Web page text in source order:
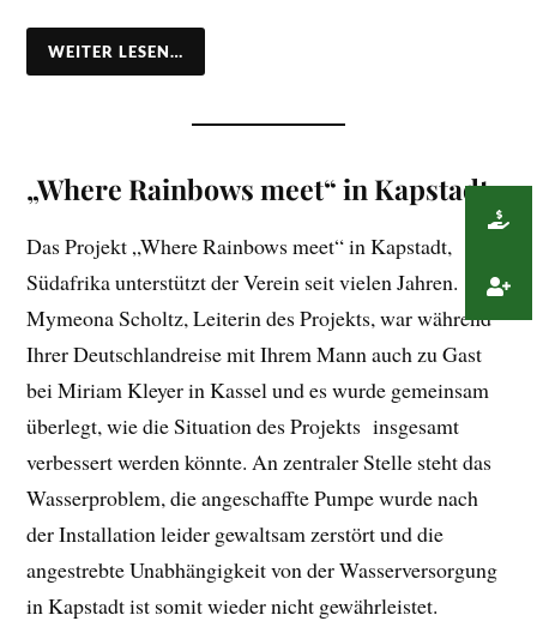
WEITER LESEN…
„Where Rainbows meet“ in Kapstadt
Das Projekt „Where Rainbows meet“ in Kapstadt,
Südafrika unterstützt der Verein seit vielen Jahren.
Mymeona Scholtz, Leiterin des Projekts, war während
Ihrer Deutschlandreise mit Ihrem Mann auch zu Gast
bei Miriam Kleyer in Kassel und es wurde gemeinsam
überlegt, wie die Situation des Projekts insgesamt
verbessert werden könnte. An zentraler Stelle steht das
Wasserproblem, die angeschaffte Pumpe wurde nach
der Installation leider gewaltsam zerstört und die
angestrebte Unabhängigkeit von der Wasserversorgung
in Kapstadt ist somit wieder nicht gewährleistet.